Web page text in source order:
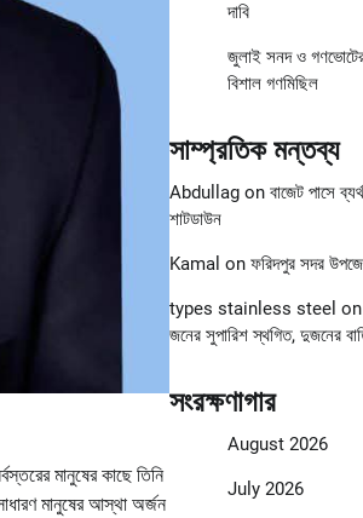
মানুষের কাছে তিনি
মানুষের আস্থা অর্জন
দাবি
জুলাই সনদ ও গণভোটের
বিশাল গণমিছিল
সাম্প্রতিক মন্তব্য
Abdullagon বাজেট পাসে
শাটডাউন
Kamal on ফরিদপুর সদর
types stainless steel on
জনের সুপারিশ স্থগিত, দুজনের
সংরক্ষণাগার
August 2026
July 2026